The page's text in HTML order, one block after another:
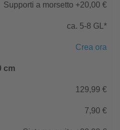
Supporti a morsetto +20,00 €
ca. 5-8 GL*
Crea ora
cm
129,99 €
7,90 €